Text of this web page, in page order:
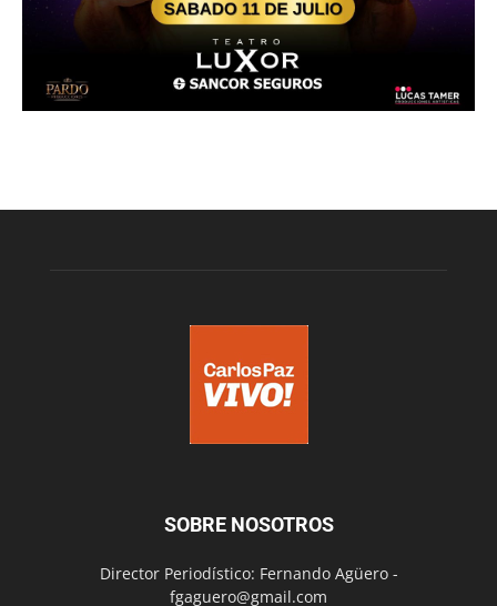
SOBRE NOSOTROS
Director Periodístico: Fernando Agüero -
fgaguero@gmail.com